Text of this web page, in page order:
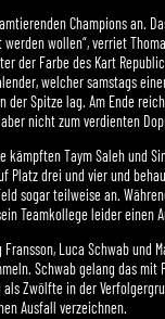
Champions an.
wollen“, verriet
der Farbe des Kart
welcher samstags
der Spitze lag. Am Ende
nicht zum verdienten
kämpften Taym Saleh und
Platz drei und vier und
sogar teilweise an.
Teamkollege leider einen
Luca Schwab und
Schwab gelang das mit
als Zwölfte in der
Ausfall verzeichnen.